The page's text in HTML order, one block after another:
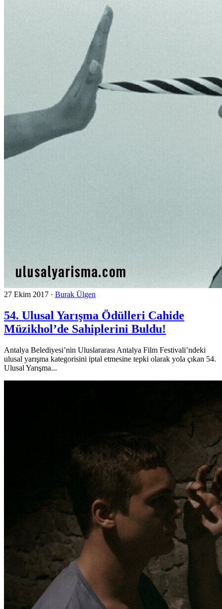
27 Ekim 2017 · Burak Ülgen
54. Ulusal Yarışma Ödülleri Cahide
Müzikhol’de Sahiplerini Buldu!
Antalya Belediyesi’nin Uluslararası Antalya Film Festivali’ndeki
ulusal yarışma kategorisini iptal etmesine tepki olarak yola çıkan 54.
Ulusal Yarışma...